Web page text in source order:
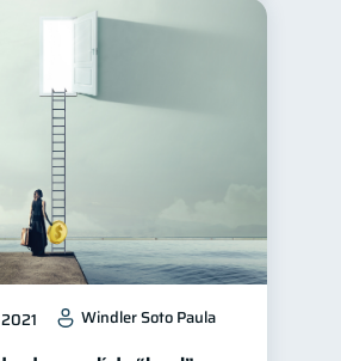
Windler Soto Paula